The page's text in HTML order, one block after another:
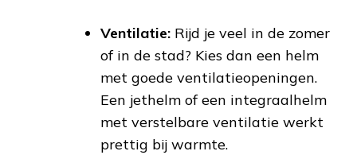
Ventilatie: Rijd je veel in de zomer
of in de stad? Kies dan een helm
met goede ventilatieopeningen.
Een jethelm of een integraalhelm
met verstelbare ventilatie werkt
prettig bij warmte.